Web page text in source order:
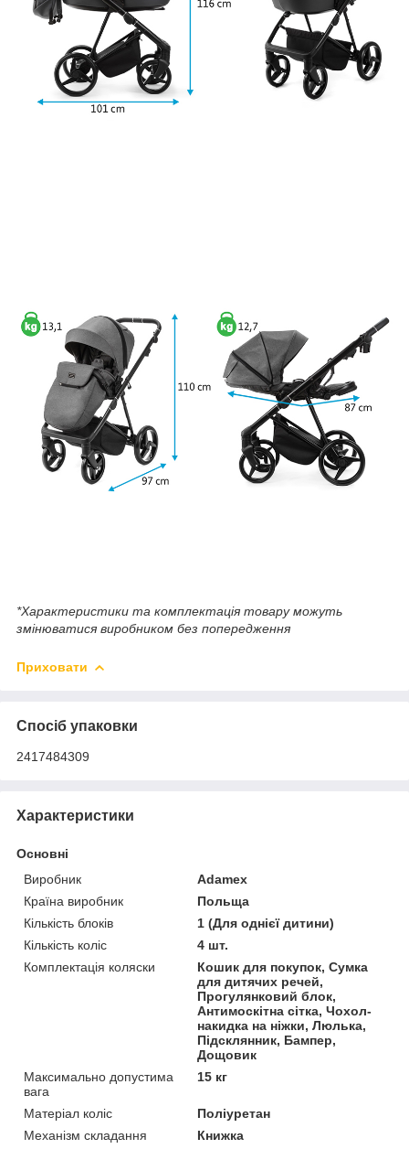
*Характеристики та комплектація товару можуть
змінюватися виробником без попередження
Приховати
Спосіб упаковки
2417484309
Характеристики
Основні
Виробник
Adamex
Країна виробник
Польща
Кількість блоків
1 (Для однієї дитини)
Кількість коліс
4 шт.
Комплектація коляски
Кошик для покупок, Сумка
для дитячих речей,
Прогулянковий блок,
Антимоскітна сітка, Чохол-
накидка на ніжки, Люлька,
Підсклянник, Бампер,
Дощовик
Максимально допустима
вага
15 кг
Матеріал коліс
Поліуретан
Механізм складання
Книжка